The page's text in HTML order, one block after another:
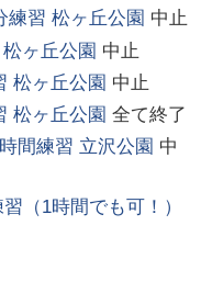
練習 松ヶ丘公園 中止
ヶ丘公園 中止
松ヶ丘公園 中止
松ヶ丘公園 全て終了
間練習 立沢公園 中
（1時間でも可！）